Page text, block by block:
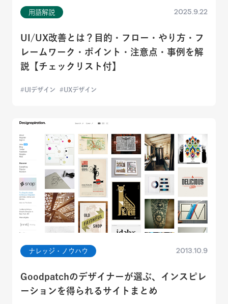
用語解説 2025.9.22
UI/UX改善とは？目的・フロー・やり方・フ
レームワーク・ポイント・注意点・事例を解
説【チェックリスト付】
UIデザイン UXデザイン
ナレッジ・ノウハウ 2013.10.9
Goodpatchのデザイナーが選ぶ、インスピレ
ーションを得られるサイトまとめ